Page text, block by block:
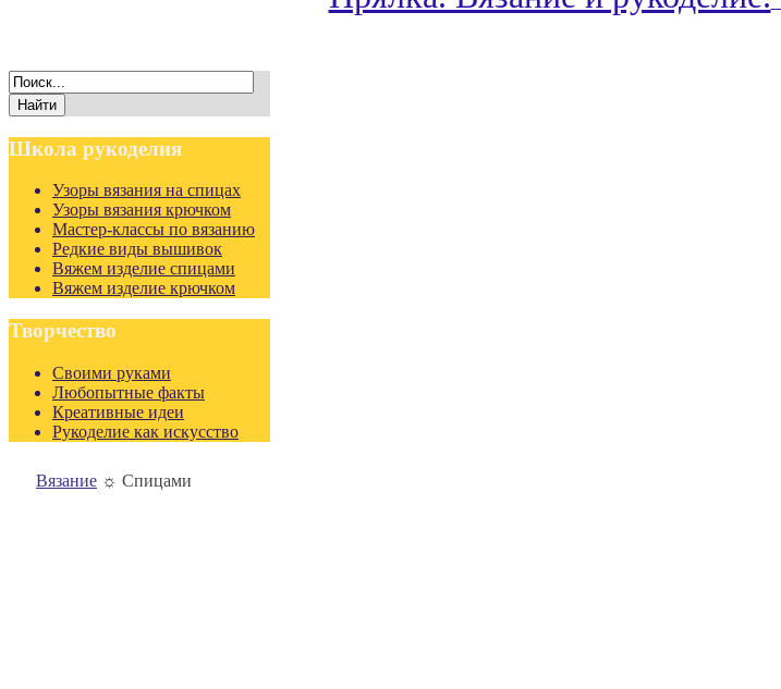
Школа рукоделия
Узоры вязания на спицах
Узоры вязания крючком
Мастер-классы по вязанию
Редкие виды вышивок
Вяжем изделие спицами
Вяжем изделие крючком
Творчество
Своими руками
Любопытные факты
Креативные идеи
Рукоделие как искусство
Вязание ☼ Спицами